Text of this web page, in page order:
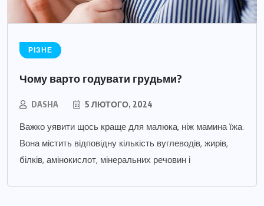
РІЗНЕ
Чому варто годувати грудьми?
DASHA 5 ЛЮТОГО, 2024
Важко уявити щось краще для малюка, ніж мамина їжа.
Вона містить відповідну кількість вуглеводів, жирів,
білків, амінокислот, мінеральних речовин і